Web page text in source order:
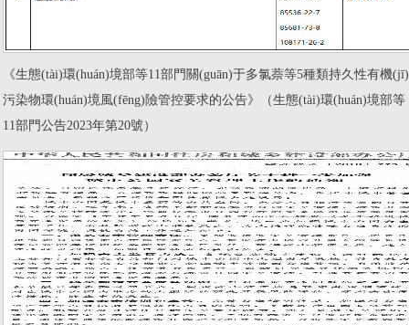
《生態(tài)環(huán)境部等11部門關(guān)于多氯萘等5種類持久性有機(jī)
污染物環(huán)境風(fēng)險管控要求的公告》（生態(tài)環(huán)境部等
11部門公告2023年第20號）